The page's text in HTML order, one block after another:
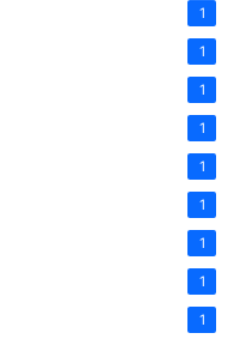
1
1
1
1
1
1
1
1
1